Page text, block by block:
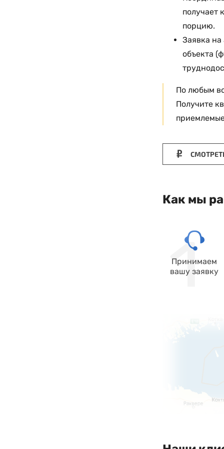
получает
порцию.
Заявка на
объекта
По любым
Получите
Как мы
Принимаем
вашу заявку